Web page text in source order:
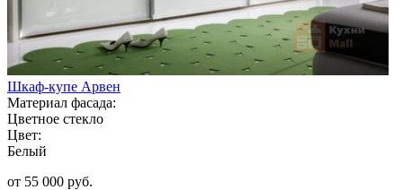
Шкаф-купе Арвен
Материал фасада:
Цветное стекло
Цвет:
Белый
от 55 000 руб.